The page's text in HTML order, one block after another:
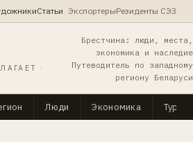
Статьи ЭкспортерыРезиденты СЭЗ
·
Брестчина: люди, места,
экономика и наследие
Путеводитель по западному
региону Беларуси
Люди Экономика